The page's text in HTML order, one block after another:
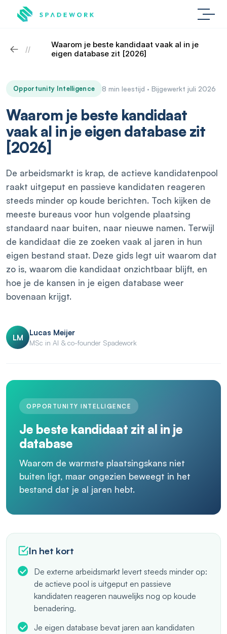
//
Waarom je beste kandidaat vaak al in je
eigen database zit [2026]
Opportunity Intelligence 8 min leestijd · Bijgewerkt juli 2026
Waarom je beste kandidaat
vaak al in je eigen database zit
[2026]
De arbeidsmarkt is krap, de actieve kandidatenpool
raakt uitgeput en passieve kandidaten reageren
steeds minder op koude berichten. Toch kijken de
meeste bureaus voor hun volgende plaatsing
standaard naar buiten, naar nieuwe namen. Terwijl
de kandidaat die ze zoeken vaak al jaren in hun
eigen bestand staat. Deze gids legt uit waarom dat
zo is, waarom die kandidaat onzichtbaar blijft, en
hoe je de kansen in je eigen database weer
bovenaan krijgt.
LM Lucas Meijer
MSc in AI & co-founder Spadework
OPPORTUNITY INTELLIGENCE
Je beste kandidaat zit al in je
database
Waarom de warmste plaatsingskans niet
buiten ligt, maar ongezien beweegt in het
bestand dat je al jaren hebt.
In het kort
De externe arbeidsmarkt levert steeds minder op:
de actieve pool is uitgeput en passieve
kandidaten reageren nauwelijks nog op koude
benadering.
Je eigen database bevat jaren aan kandidaten